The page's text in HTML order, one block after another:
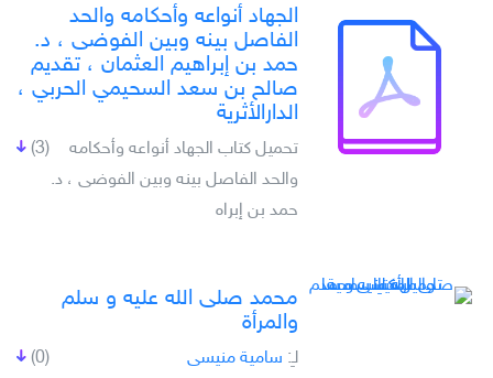
الجهاد أنواعه وأحكامه والحد
الفاصل بينه وبين الفوضى ، د.
حمد بن إبراهيم العثمان ، تقديم
صالح بن سعد السحيمي الحربي ،
الدارالأثرية
(3)
تحميل كتاب الجهاد أنواعه وأحكامه
والحد الفاصل بينه وبين الفوضى ، د.
حمد بن إبراه
محمد صلى الله عليه و سلم
والمرأة
(0) لـِ: سامية منيسى